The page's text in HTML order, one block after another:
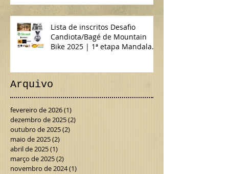
Lista de inscritos Desafio
Candiota/Bagé de Mountain
Bike 2025 | 1ª etapa Mandala
Arquivo
fevereiro de 2026(1)
dezembro de 2025(2)
outubro de 2025(2)
maio de 2025(2)
abril de 2025(1)
março de 2025(2)
novembro de 2024(1)